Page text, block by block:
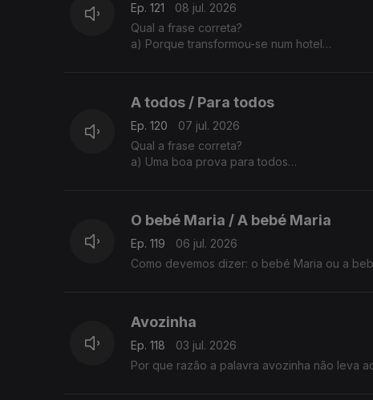
Ep. 121
08 jul. 2026
Qual a frase correta?
a) Porque transformou-se num hotel
A todos / Para todos
Ep. 120
07 jul. 2026
Qual a frase correta?
a) Uma boa prova para todos
O bebé Maria / A bebé Maria
Ep. 119
06 jul. 2026
Como devemos dizer: o bebé Maria ou a
Avozinha
Ep. 118
03 jul. 2026
Por que razão a palavra avozinha não leva